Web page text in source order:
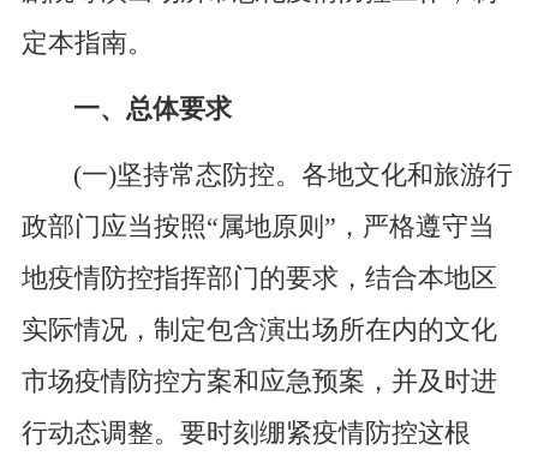
定本指南。
一、总体要求
(一)坚持常态防控。各地文化和旅游行
政部门应当按照“属地原则”，严格遵守当
地疫情防控指挥部门的要求，结合本地区
实际情况，制定包含演出场所在内的文化
市场疫情防控方案和应急预案，并及时进
行动态调整。要时刻绷紧疫情防控这根